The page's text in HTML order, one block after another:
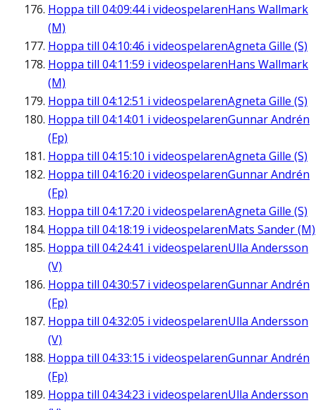
Hoppa till 04:09:44i videospelarenHans Wallmark
(M)
Hoppa till 04:10:46 i videospelarenAgneta Gille (S)
Hoppa till 04:11:59 i videospelarenHans Wallmark
(M)
Hoppa till 04:12:51 i videospelarenAgneta Gille (S)
Hoppa till 04:14:01 i videospelarenGunnar Andrén
(Fp)
Hoppa till 04:15:10 i videospelarenAgneta Gille (S)
Hoppa till 04:16:20 i videospelarenGunnar Andrén
(Fp)
Hoppa till 04:17:20 i videospelarenAgneta Gille (S)
Hoppa till 04:18:19 i videospelarenMats Sander (M)
Hoppa till 04:24:41 i videospelarenUlla Andersson
(V)
Hoppa till 04:30:57 i videospelarenGunnar Andrén
(Fp)
Hoppa till 04:32:05 i videospelarenUlla Andersson
(V)
Hoppa till 04:33:15 i videospelarenGunnar Andrén
(Fp)
Hoppa till 04:34:23 i videospelarenUlla Andersson